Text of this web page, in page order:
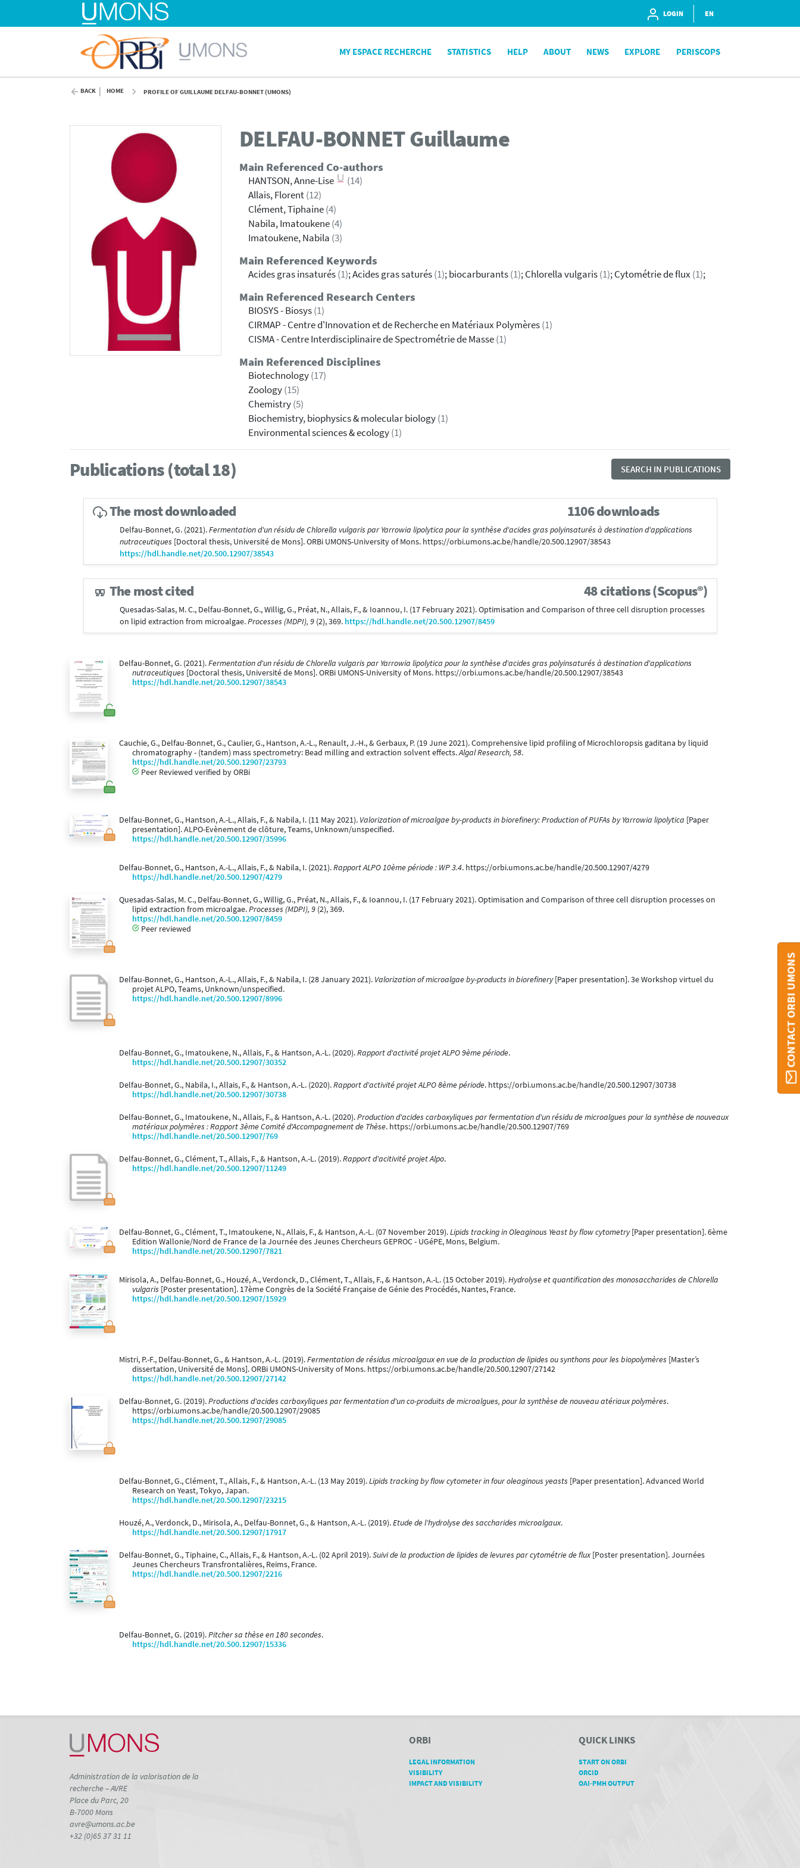
LOGIN EN
MY ESPACE RECHERCHE STATISTICS HELP ABOUT NEWS EXPLORE PERISCOPS
BACK HOME PROFILE OF GUILLAUME DELFAU-BONNET (UMONS)
DELFAU-BONNETGuillaume
Main Referenced Co-authors
HANTSON, Anne-Lise
(14)
Allais, Florent(12)
Clément, Tiphaine(4)
Nabila, Imatoukene(4)
Imatoukene, Nabila (3)
Main Referenced Keywords
Acides gras insaturés(1); Acides gras saturés(1); biocarburants(1); Chlorella vulgaris(1); Cytométrie de flux (1);
Main Referenced Research Centers
BIOSYS - Biosys(1)
CIRMAP - Centre d'Innovation et de Recherche en Matériaux Polymères(1)
CISMA - Centre Interdisciplinaire de Spectrométrie de Masse(1)
Main Referenced Disciplines
Biotechnology(17)
Zoology(15)
Chemistry(5)
Biochemistry, biophysics & molecular biology(1)
Environmental sciences & ecology(1)
Publications (total 18) SEARCH IN PUBLICATIONS
The most downloaded 1106 downloads
Delfau-Bonnet, G. (2021).Fermentation d'un résidu de Chlorella vulgaris par Yarrowia lipolytica pour la synthèse d'acides gras polyinsaturés à destination d'applications
nutraceutiques [Doctoral thesis, Université de Mons]. ORBi UMONS-University of Mons. https://orbi.umons.ac.be/handle/20.500.12907/38543
https://hdl.handle.net/20.500.12907/38543
The most cited 48 citations (Scopus®)
Quesadas-Salas, M. C., Delfau-Bonnet, G., Willig, G., Préat, N., Allais, F., & Ioannou, I. (17 February 2021). Optimisation and Comparison of three cell disruption processes
on lipid extraction from microalgae.Processes (MDPI), 9(2), 369. https://hdl.handle.net/20.500.12907/8459
Delfau-Bonnet, G. (2021).Fermentation d'un résidu de Chlorella vulgaris par Yarrowia lipolytica pour la synthèse d'acides gras polyinsaturés à destination d'applications
nutraceutiques [Doctoral thesis, Université de Mons]. ORBi UMONS-University of Mons. https://orbi.umons.ac.be/handle/20.500.12907/38543
https://hdl.handle.net/20.500.12907/38543
Cauchie, G., Delfau-Bonnet, G., Caulier, G., Hantson, A.-L., Renault, J.-H., & Gerbaux, P. (19 June 2021). Comprehensive lipid profiling of Microchloropsis gaditana by liquid
chromatography - (tandem) mass spectrometry: Bead milling and extraction solvent effects.Algal Research, 58.
https://hdl.handle.net/20.500.12907/23793
Peer Reviewed verified by ORBi
Delfau-Bonnet, G., Hantson, A.-L., Allais, F., & Nabila, I. (11 May 2021). Valorization of microalgae by-products in biorefinery: Production of PUFAs by Yarrowia lipolytica [Paper
presentation]. ALPO-Evènement de clôture, Teams, Unknown/unspecified.
https://hdl.handle.net/20.500.12907/35996
Delfau-Bonnet, G., Hantson, A.-L., Allais, F., & Nabila, I. (2021).Rapport ALPO 10ème période : WP 3.4. https://orbi.umons.ac.be/handle/20.500.12907/4279
https://hdl.handle.net/20.500.12907/4279
Quesadas-Salas, M. C., Delfau-Bonnet, G., Willig, G., Préat, N., Allais, F., & Ioannou, I. (17 February 2021). Optimisation and Comparison of three cell disruption processes on
lipid extraction from microalgae.Processes (MDPI), 9 (2), 369.
https://hdl.handle.net/20.500.12907/8459
Peer reviewed
Delfau-Bonnet, G., Hantson, A.-L., Allais, F., & Nabila, I. (28 January 2021). Valorization of microalgae by-products in biorefinery[Paper presentation]. 3e Workshop virtuel du
projet ALPO, Teams, Unknown/unspecified.
https://hdl.handle.net/20.500.12907/8996
Delfau-Bonnet, G., Imatoukene, N., Allais, F., & Hantson, A.-L. (2020).Rapport d'activité projet ALPO 9ème période.
https://hdl.handle.net/20.500.12907/30352
Delfau-Bonnet, G., Nabila, I., Allais, F., & Hantson, A.-L. (2020).Rapport d'activité projet ALPO 8ème période. https://orbi.umons.ac.be/handle/20.500.12907/30738
https://hdl.handle.net/20.500.12907/30738
Delfau-Bonnet, G., Imatoukene, N., Allais, F., & Hantson, A.-L. (2020).Production d'acides carboxyliques par fermentation d'un résidu de microalgues pour la synthèse de nouveaux
matériaux polymères : Rapport 3ème Comité d'Accompagnement de Thèse. https://orbi.umons.ac.be/handle/20.500.12907/769
https://hdl.handle.net/20.500.12907/769
Delfau-Bonnet, G., Clément, T., Allais, F., & Hantson, A.-L. (2019).Rapport d'acitivité projet Alpo.
https://hdl.handle.net/20.500.12907/11249
Delfau-Bonnet, G., Clément, T., Imatoukene, N., Allais, F., & Hantson, A.-L. (07 November 2019).Lipids tracking in Oleaginous Yeast by flow cytometry[Paper presentation]. 6ème
Edition Wallonie/Nord de France de la Journée des Jeunes Chercheurs GEPROC - UGéPE, Mons, Belgium.
https://hdl.handle.net/20.500.12907/7821
Mirisola, A., Delfau-Bonnet, G., Houzé, A., Verdonck, D., Clément, T., Allais, F., & Hantson, A.-L. (15 October 2019).Hydrolyse et quantification des monosaccharides de Chlorella
vulgaris [Poster presentation]. 17ème Congrès de la Société Française de Génie des Procédés, Nantes, France.
https://hdl.handle.net/20.500.12907/15929
Mistri, P.-F., Delfau-Bonnet, G., & Hantson, A.-L. (2019).Fermentation de résidus microalgaux en vue de la production de lipides ou synthons pour les biopolymères [Master’s
dissertation, Université de Mons]. ORBi UMONS-University of Mons. https://orbi.umons.ac.be/handle/20.500.12907/27142
https://hdl.handle.net/20.500.12907/27142
Delfau-Bonnet, G. (2019).Productions d'acides carboxyliques par fermentation d'un co-produits de microalgues, pour la synthèse de nouveau atériaux polymères.
https://orbi.umons.ac.be/handle/20.500.12907/29085
https://hdl.handle.net/20.500.12907/29085
Delfau-Bonnet, G., Clément, T., Allais, F., & Hantson, A.-L. (13 May 2019).Lipids tracking by flow cytometer in four oleaginous yeasts [Paper presentation]. Advanced World
Research on Yeast, Tokyo, Japan.
https://hdl.handle.net/20.500.12907/23215
Houzé, A., Verdonck, D., Mirisola, A., Delfau-Bonnet, G., & Hantson, A.-L. (2019).Etude de l'hydrolyse des saccharides microalgaux.
https://hdl.handle.net/20.500.12907/17917
Delfau-Bonnet, G., Tiphaine, C., Allais, F., & Hantson, A.-L. (02 April 2019).Suivi de la production de lipides de levures par cytométrie de flux[Poster presentation]. Journées
Jeunes Chercheurs Transfrontalières, Reims, France.
https://hdl.handle.net/20.500.12907/2216
Delfau-Bonnet, G. (2019).Pitcher sa thèse en 180 secondes.
https://hdl.handle.net/20.500.12907/15336
CONTACT ORBI UMONS
Administration de la valorisation de la
recherche – AVRE
Place du Parc, 20
B-7000 Mons
avre@umons.ac.be
+32 (0)65 37 31 11
ORBI
LEGAL INFORMATION
VISIBILITY
IMPACT AND VISIBILITY
QUICK LINKS
START ON ORBI
ORCID
OAI-PMH OUTPUT